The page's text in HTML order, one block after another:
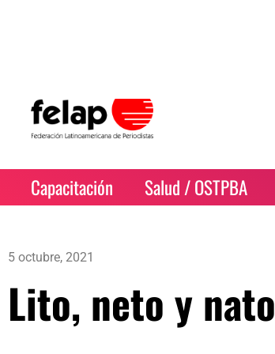
Capacitación Salud / OSTPBA
5 octubre, 2021
Lito, neto y nato